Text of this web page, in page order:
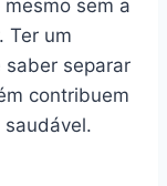
sem a
Ter um
saber separar
contribuem